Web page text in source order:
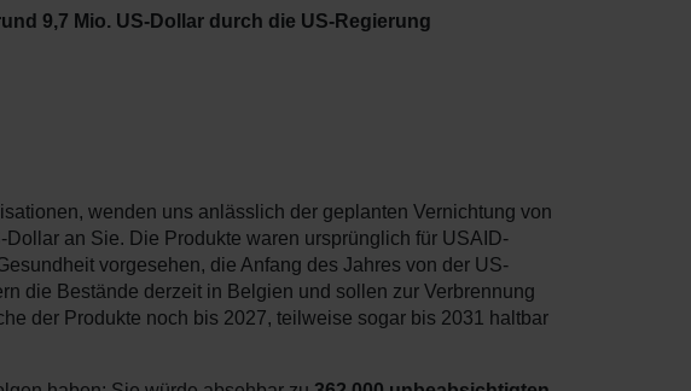
9,7 Mio. US-Dollar durch die US-Regierung
wenden uns anlässlich der geplanten Vernichtung von
an Sie. Die Produkte waren ursprünglich für USAID-
vorgesehen, die Anfang des Jahres von der US-
die Bestände derzeit in Belgien und sollen zur Verbrennung
der Produkte noch bis 2027, teilweise sogar bis 2031 haltbar